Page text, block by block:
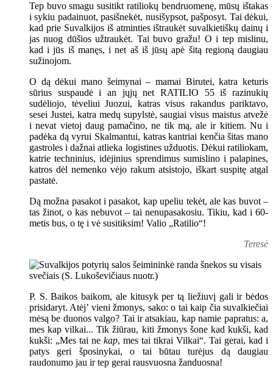
Tep buvo smagu susitikt ratiliokų bendruomenę, mūsų ištakas
i sykiu padainuot, pasišnekėt, nusišypsot, pašposyt. Tai dėkui,
kad prie Suvalkijos iš atminties ištraukėt suvalkietiškų dainų i
jas nuog dūšios užtraukėt. Tai buvo gražu! O i tep mislinu,
kad i jūs iš manęs, i net aš iš jūsų apė šitą regioną daugiau
sužinojom.
O dą dėkui mano šeimynai – mamai Birutei, katra keturis
sūrius suspaudė i an jųjų net RATILIO 55 iš razinukių
sudėliojo, tėveliui Juozui, katras visus rakandus pariktavo,
sesei Justei, katra medų supylstė, saugiai visus maistus atvežė
i nevat vietoj daug pamačino, ne tik mą, ale ir kitiem. Nu i
padėka dą vyrui Skalmantui, katras kantriai kenčia šitas mano
gastroles i dažnai atlieka logistines užduotis. Dėkui ratiliokam,
katrie techninius, idėjinius sprendimus sumislino i palapines,
katros dėl nemenko vėjo rakum atsistojo, iškart suspitę atgal
pastatė.
Dą možna pasakot i pasakot, kap upeliu tekėt, ale kas buvot –
tas žinot, o kas nebuvot – tai nenupasakosiu. Tikiu, kad i 60-
metis bus, o tę i vė susitiksim! Valio „Ratilio“!
Teresė
P. S. Baikos baikom, ale kitusyk per tą liežiuvį gali ir bėdos
prisidaryt. Atėj’ vieni žmonys, sako: o tai kaip čia suvalkiečiai
mėsą be duonos valgo? Tai ir atsakiau, kap namie papratus: a,
mes kap vilkai... Tik žiūrau, kiti žmonys šone kad kukši, kad
kukši: „Mes tai ne kap, mes tai tikrai Vilkai“. Tai gerai, kad i
patys geri šposinykai, o tai būtau turėjus dą daugiau
raudonumo jau ir tep gerai rausvuosna žanduosna!